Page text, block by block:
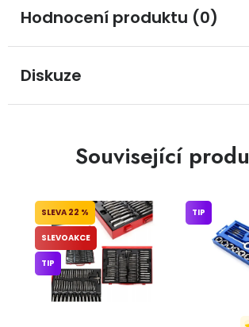
Hodnocení produktu (0)
Diskuze
Související
22 %
SLEVOAKCE
TIP
TIP